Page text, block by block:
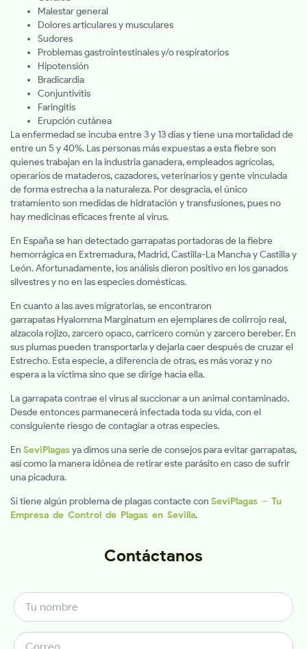
Malestar general
Dolores articulares y musculares
Sudores
Problemas gastrointestinales y/o respiratorios
Hipotensión
Bradicardia
Conjuntivitis
Faringitis
Erupción cutánea
La enfermedad se incuba entre 3 y 13 días y tiene una mortalidad de
entre un 5 y 40%. Las personas más expuestas a esta fiebre son
quienes trabajan en la industria ganadera, empleados agrícolas,
operarios de mataderos, cazadores, veterinarios y gente vinculada
de forma estrecha a la naturaleza. Por desgracia, el único
tratamiento son medidas de hidratación y transfusiones, pues no
hay medicinas eficaces frente al virus.
En España se han detectado garrapatas portadoras de la fiebre
hemorrágica en Extremadura, Madrid, Castilla-La Mancha y Castilla y
León. Afortunadamente, los análisis dieron positivo en los ganados
silvestres y no en las especies domésticas.
En cuanto a las aves migratorias, se encontraron
garrapatas Hyalomma Marginatum en ejemplares de colirrojo real,
alzacola rojizo, zarcero opaco, carricero común y zarcero bereber. En
sus plumas pueden transportarla y dejarla caer después de cruzar el
Estrecho. Esta especie, a diferencia de otras, es más voraz y no
espera a la víctima sino que se dirige hacia ella.
La garrapata contrae el virus al succionar a un animal contaminado.
Desde entonces parmanecerá infectada toda su vida, con el
consiguiente riesgo de contagiar a otras especies.
En SeviPlagasya dimos una serie de consejos para evitar garrapatas,
así como la manera idónea de retirar este parásito en caso de sufrir
una picadura.
Si tiene algún problema de plagas contacte con SeviPlagas – Tu
Empresa de Control de Plagas en Sevilla.
Contáctanos